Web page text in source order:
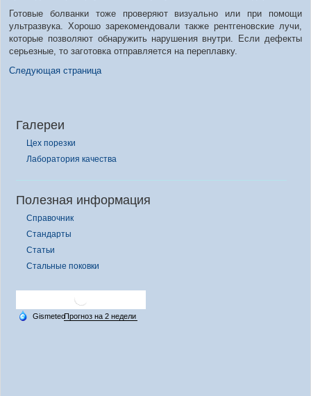
Готовые болванки тоже проверяют визуально или при помощи
ультразвука. Хорошо зарекомендовали также рентгеновские лучи,
которые позволяют обнаружить нарушения внутри. Если дефекты
серьезные, то заготовка отправляется на переплавку.
Следующая страница
Галереи
Цех порезки
Лаборатория качества
Полезная информация
Справочник
Стандарты
Статьи
Стальные поковки